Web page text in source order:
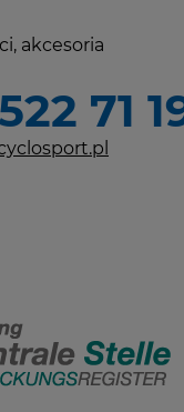
akcesoria
71